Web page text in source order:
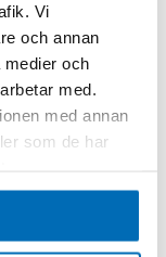
Vi
och annan
medier och
med.
med annan
som de har